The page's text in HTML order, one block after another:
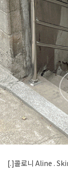
[.]콜로니 Aline .